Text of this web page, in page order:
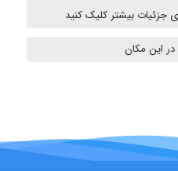
HaddadiMahsa
جزئیات بیشتر کلیک کنید
در این مکان